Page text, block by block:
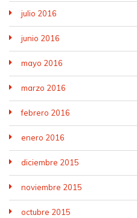
julio 2016
junio 2016
mayo 2016
marzo 2016
febrero 2016
enero 2016
diciembre 2015
noviembre 2015
octubre 2015